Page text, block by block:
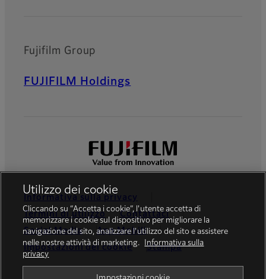
Fujifilm Group
FUJIFILM Holdings
Informativa sulla privacy
Termini di utilizzo
Contattaci
Social Media
App Mobili
Impostazioni dei cookie
Stampa
Utilizzo dei cookie
Cliccando su “Accetta i cookie”, l'utente accetta di
memorizzare i cookie sul dispositivo per migliorare la
navigazione del sito, analizzare l'utilizzo del sito e assistere
nelle nostre attività di marketing.
Informativa sulla
privacy